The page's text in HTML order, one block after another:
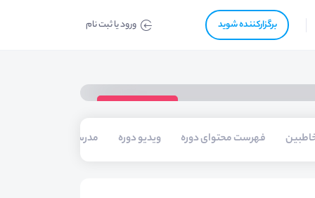
برگزار‌‌کننده شوید ورود یا ثبت نام
فهرست محتوای دوره ویدیو دوره مدرسین